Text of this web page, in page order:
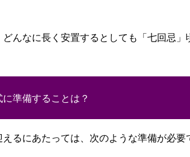
どんなに長く安置するとしても「七回忌
に準備することは？
るにあたっては、次のような準備が必要